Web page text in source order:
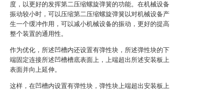
度，以更好的发挥第二压缩螺旋弹簧的功能。在机械设备
振动较小时，可以压缩第二压缩螺旋弹簧以对机械设备产
生一个缓冲作用，可以减小机械设备的振动，更好的提高
整个装置的通用性。
作为优化，所述凹槽内还设置有弹性块，所述弹性块的下
端固定连接所述凹槽槽底表面上，上端超出所述安装板上
表面并向上延伸。
这样，在凹槽内设置有弹性块，弹性块上端超出安装板上